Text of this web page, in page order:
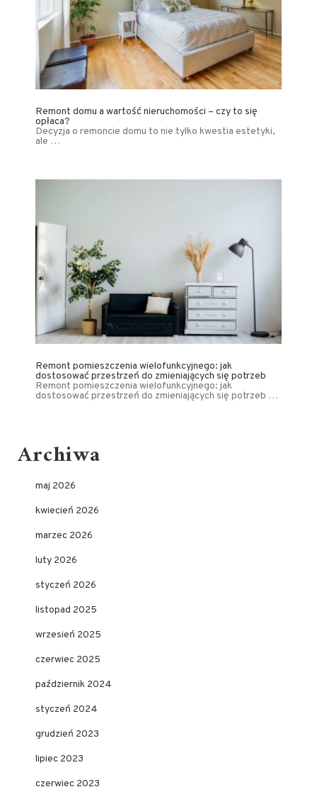
Remont domu a wartość nieruchomości – czy to się
opłaca?
Decyzja o remoncie domu to nie tylko kwestia estetyki,
ale …
Remont pomieszczenia wielofunkcyjnego: jak
dostosować przestrzeń do zmieniających się potrzeb
Remont pomieszczenia wielofunkcyjnego: jak
dostosować przestrzeń do zmieniających się potrzeb …
Archiwa
maj 2026
kwiecień 2026
marzec 2026
luty 2026
styczeń 2026
listopad 2025
wrzesień 2025
czerwiec 2025
październik 2024
styczeń 2024
grudzień 2023
lipiec 2023
czerwiec 2023